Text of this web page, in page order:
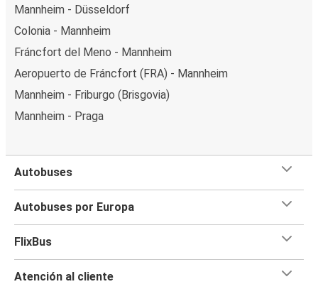
Mannheim - Düsseldorf
Colonia - Mannheim
Fráncfort del Meno - Mannheim
Aeropuerto de Fráncfort (FRA) - Mannheim
Mannheim - Friburgo (Brisgovia)
Mannheim - Praga
Autobuses
Autobuses por Europa
FlixBus
Atención al cliente